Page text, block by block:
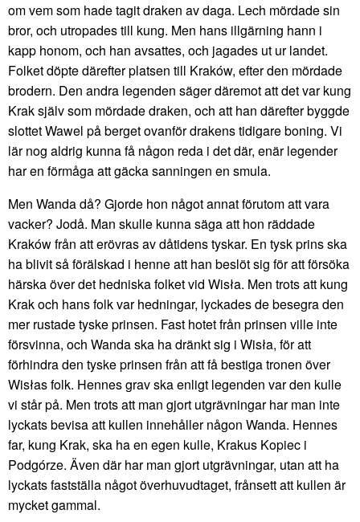
om vem som hade tagit draken av daga. Lech mördade sin
bror, och utropades till kung. Men hans illgärning hann i
kapp honom, och han avsattes, och jagades ut ur landet.
Folket döpte därefter platsen till Kraków, efter den mördade
brodern. Den andra legenden säger däremot att det var kung
Krak själv som mördade draken, och att han därefter byggde
slottet Wawel på berget ovanför drakens tidigare boning. Vi
lär nog aldrig kunna få någon reda i det där, enär legender
har en förmåga att gäcka sanningen en smula.
Men Wanda då? Gjorde hon något annat förutom att vara
vacker? Jodå. Man skulle kunna säga att hon räddade
Kraków från att erövras av dåtidens tyskar. En tysk prins ska
ha blivit så förälskad i henne att han beslöt sig för att försöka
härska över det hedniska folket vid Wisła. Men trots att kung
Krak och hans folk var hedningar, lyckades de besegra den
mer rustade tyske prinsen. Fast hotet från prinsen ville inte
försvinna, och Wanda ska ha dränkt sig i Wisła, för att
förhindra den tyske prinsen från att få bestiga tronen över
Wisłas folk. Hennes grav ska enligt legenden var den kulle
vi står på. Men trots att man gjort utgrävningar har man inte
lyckats bevisa att kullen innehåller någon Wanda. Hennes
far, kung Krak, ska ha en egen kulle, Krakus Kopiec i
Podgórze. Även där har man gjort utgrävningar, utan att ha
lyckats fastställa något överhuvudtaget, frånsett att kullen är
mycket gammal.